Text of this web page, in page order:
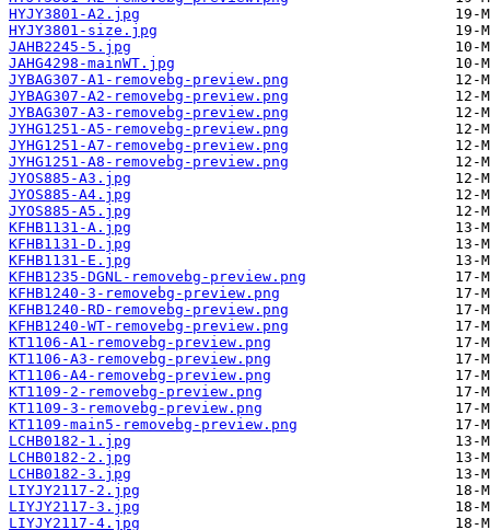
HYJY3801-A2.jpg
HYJY3801-size.jpg
JAHB2245-5.jpg
JAHG4298-mainWT.jpg
JYBAG307-A1-removebg-preview.png
JYBAG307-A2-removebg-preview.png
JYBAG307-A3-removebg-preview.png
JYHG1251-A5-removebg-preview.png
JYHG1251-A7-removebg-preview.png
JYHG1251-A8-removebg-preview.png
JYOS885-A3.jpg
JYOS885-A4.jpg
JYOS885-A5.jpg
KFHB1131-A.jpg
KFHB1131-D.jpg
KFHB1131-E.jpg
KFHB1235-DGNL-removebg-preview.png
KFHB1240-3-removebg-preview.png
KFHB1240-RD-removebg-preview.png
KFHB1240-WT-removebg-preview.png
KT1106-A1-removebg-preview.png
KT1106-A3-removebg-preview.png
KT1106-A4-removebg-preview.png
KT1109-2-removebg-preview.png
KT1109-3-removebg-preview.png
KT1109-main5-removebg-preview.png
LCHB0182-1.jpg
LCHB0182-2.jpg
LCHB0182-3.jpg
LIYJY2117-2.jpg
LIYJY2117-3.jpg
LIYJY2117-4.jpg